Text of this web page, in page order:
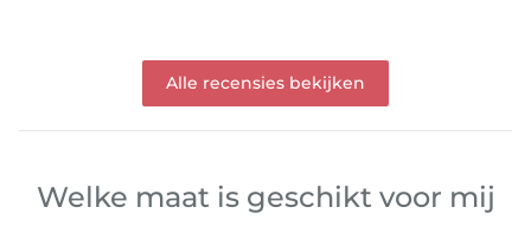
Alle recensies bekijken
Welke maat is geschikt voor mij